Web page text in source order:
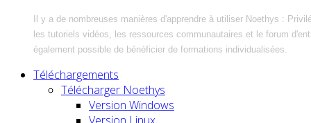
Il y a de nombreuses manières d'apprendre à utiliser Noethys :
les tutoriels vidéos, les ressources communautaires et le forum
également possible de bénéficier de formations individualisées.
Téléchargements
Télécharger Noethys
Version Windows